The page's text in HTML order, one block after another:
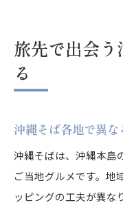
旅先で出会
る
沖縄そば各地で異
沖縄そばは、沖縄本島
ご当地グルメです。地
ッピングの工夫が異な